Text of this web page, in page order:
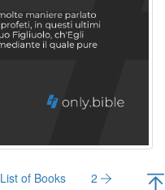
List of Books 2